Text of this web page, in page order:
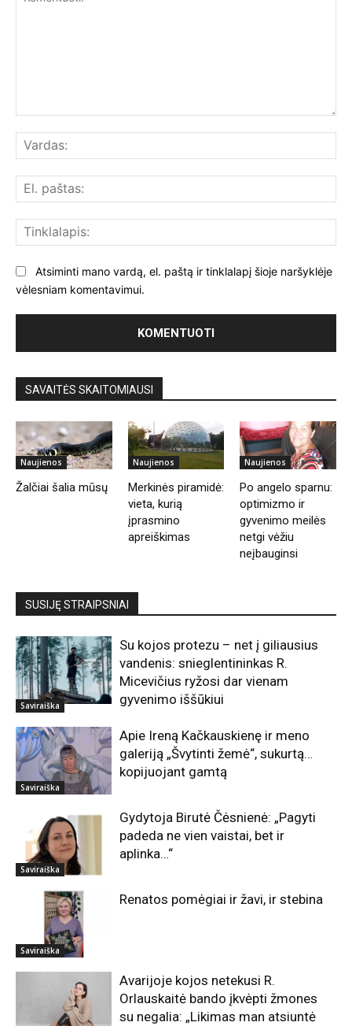
Atsiminti mano vardą, el. paštą ir tinklalapį šioje naršyklėje
vėlesniam komentavimui.
SAVAITĖS SKAITOMIAUSI
Naujienos
Žalčiai šalia mūsų
Naujienos
Merkinės piramidė:
vieta, kurią
įprasmino
apreiškimas
Naujienos
Po angelo sparnu:
optimizmo ir
gyvenimo meilės
netgi vėžiu
neįbauginsi
SUSIJĘ STRAIPSNIAI
Saviraiška
Su kojos protezu – net į giliausius
vandenis: snieglentininkas R.
Micevičius ryžosi dar vienam
gyvenimo iššūkiui
Saviraiška
Apie Ireną Kačkauskienę ir meno
galeriją „Švytinti žemė“, sukurtą…
kopijuojant gamtą
Saviraiška
Gydytoja Birutė Čėsnienė: „Pagyti
padeda ne vien vaistai, bet ir
aplinka…“
Saviraiška
Renatos pomėgiai ir žavi, ir stebina
Avarijoje kojos netekusi R.
Orlauskaitė bando įkvėpti žmones
su negalia: „Likimas man atsiuntė